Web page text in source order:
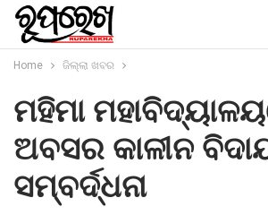
Home ଜିଲ୍ଲା ଖବର
ମହିମା
ଅବସର କାଳୀନ
ସମ୍ବର୍ଦ୍ଧନା